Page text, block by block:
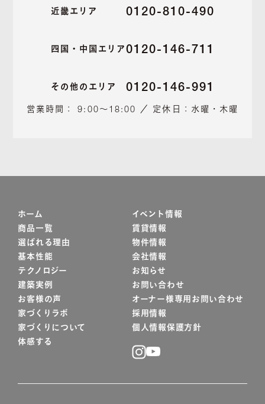
近畿エリア 0120-810-490
四国・中国エリア 0120-146-711
その他のエリア 0120-146-991
営業時間： 9:00～18:00 ／ 定休日：水曜・木曜
ホーム
商品一覧
選ばれる理由
基本性能
テクノロジー
建築実例
お客様の声
家づくりラボ
家づくりについて
体感する
イベント情報
賃貸情報
物件情報
会社情報
お知らせ
お問い合わせ
オーナー様専用お問い合わせ
採用情報
個人情報保護方針